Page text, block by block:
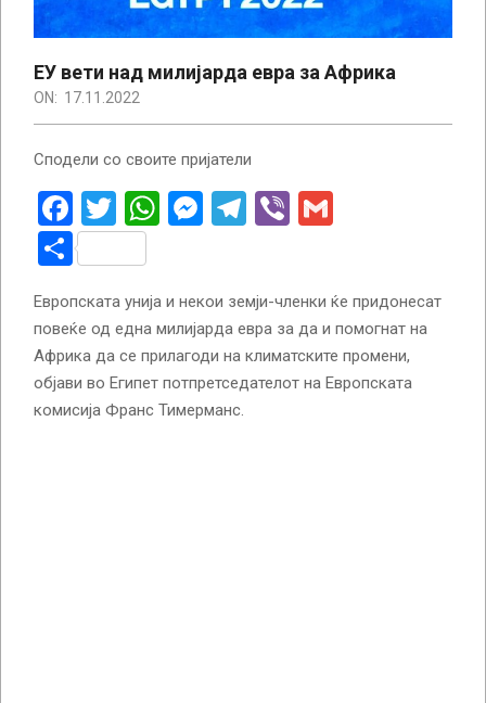
ЕУ вети над милијарда евра за Африка
ON: 17.11.2022
Сподели со своите пријатели
Facebook
Twitter
WhatsApp
Messenger
Telegram
Viber
Share
Европската унија и некои земји-членки ќе придонесат
повеќе од една милијарда евра за да и помогнат на
Африка да се прилагоди на климатските промени,
објави во Египет потпретседателот на Европската
комисија Франс Тимерманс.